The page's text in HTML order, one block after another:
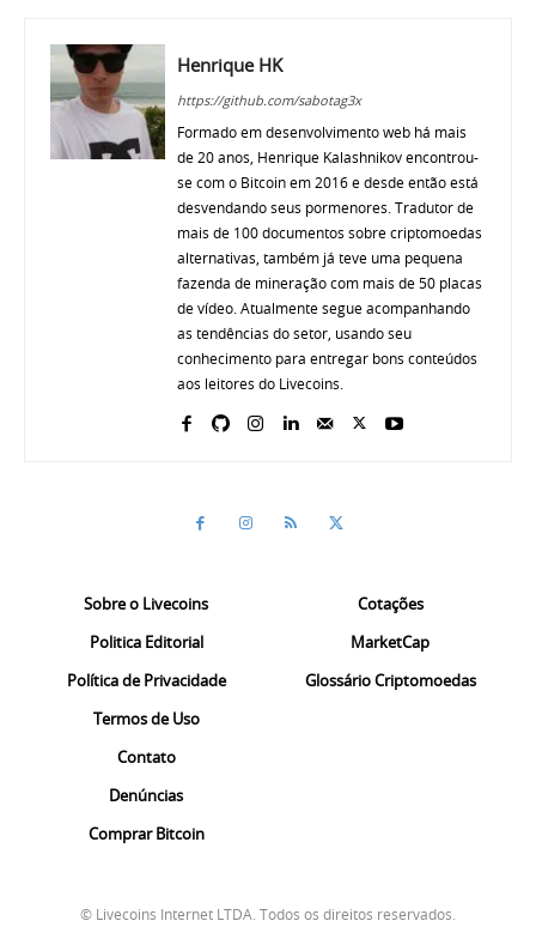
Henrique HK
https://github.com/sabotag3x
Formado em desenvolvimento web há mais
de 20 anos, Henrique Kalashnikov encontrou-
se com o Bitcoin em 2016 e desde então está
desvendando seus pormenores. Tradutor de
mais de 100 documentos sobre criptomoedas
alternativas, também já teve uma pequena
fazenda de mineração com mais de 50 placas
de vídeo. Atualmente segue acompanhando
as tendências do setor, usando seu
conhecimento para entregar bons conteúdos
aos leitores do Livecoins.
Sobre o Livecoins
Politica Editorial
Política de Privacidade
Termos de Uso
Contato
Denúncias
Comprar Bitcoin
Cotações
MarketCap
Glossário Criptomoedas
© Livecoins Internet LTDA. Todos os direitos reservados.